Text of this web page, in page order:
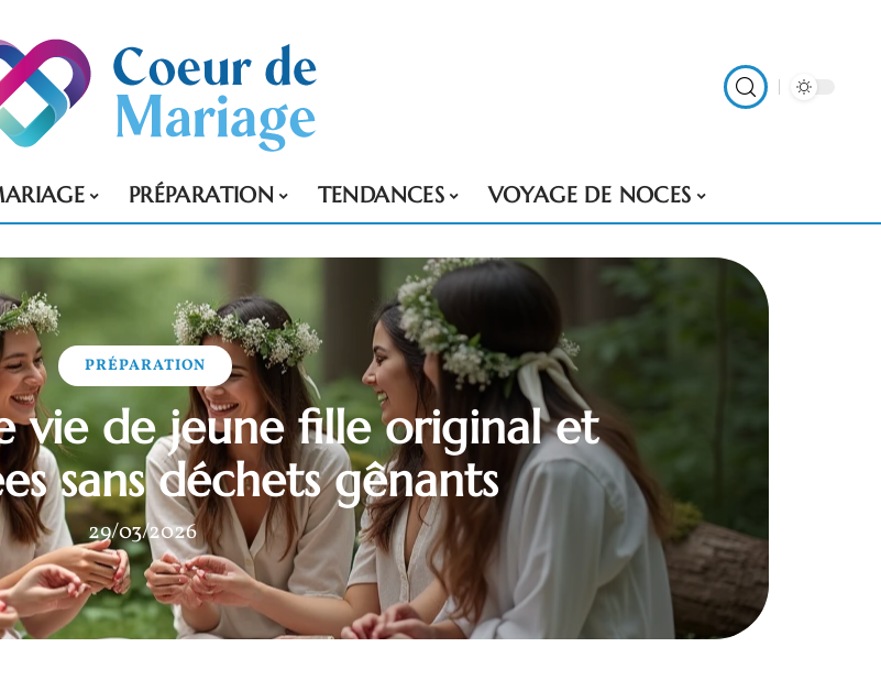
PRÉPARATION TENDANCES VOYAGE DE NOCES
PRÉPARATION
vie de jeune fille original et
sans déchets gênants
29/03/2026